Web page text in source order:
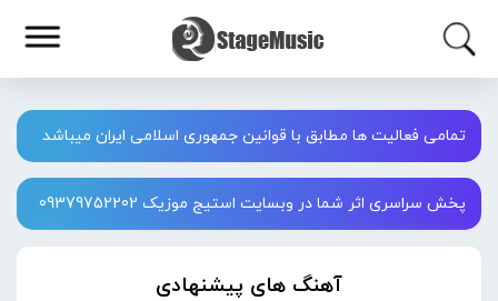
تمامی فعالیت ها مطابق با قوانین جمهوری اسلامی ایران میباشد
پخش سراسری اثر شما در وبسایت استیج موزیک 09379752202
آهنگ های پیشنهادی